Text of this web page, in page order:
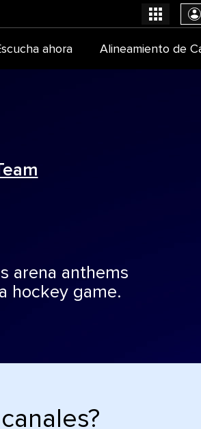
arena anthems
hockey game.
United
ahora Alineamiento de